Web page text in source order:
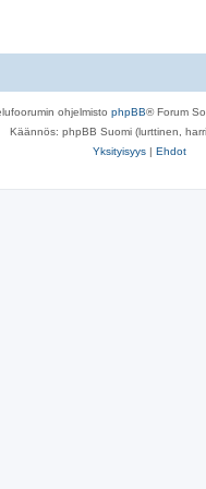
ohjelmisto phpBB® Forum
Käännös: phpBB Suomi (lurttinen,
Yksityisyys | Ehdot